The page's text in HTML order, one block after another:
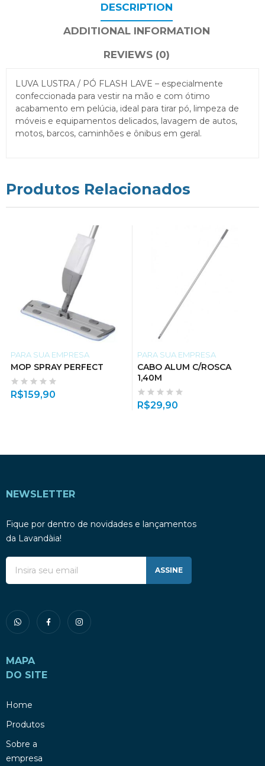
DESCRIPTION
ADDITIONAL INFORMATION
REVIEWS (0)
LUVA LUSTRA / PÓ FLASH LAVE – especialmente
confeccionada para vestir na mão e com ótimo
acabamento em pelúcia, ideal para tirar pó, limpeza de
móveis e equipamentos delicados, lavagem de autos,
motos, barcos, caminhões e ônibus em geral.
Produtos Relacionados
PARA SUA EMPRESA
MOP SPRAY PERFECT
R$159,90
PARA SUA EMPRESA
CABO ALUM C/ROSCA
1,40M
R$29,90
NEWSLETTER
Fique por dentro de novidades e lançamentos
da Lavandàia!
ASSINE
MAPA
DO SITE
Home
Produtos
Sobre a
empresa